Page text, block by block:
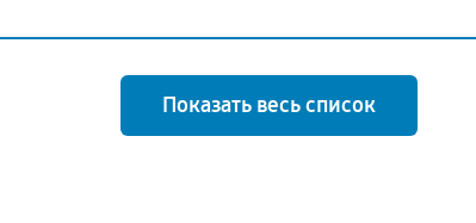
Показать весь список